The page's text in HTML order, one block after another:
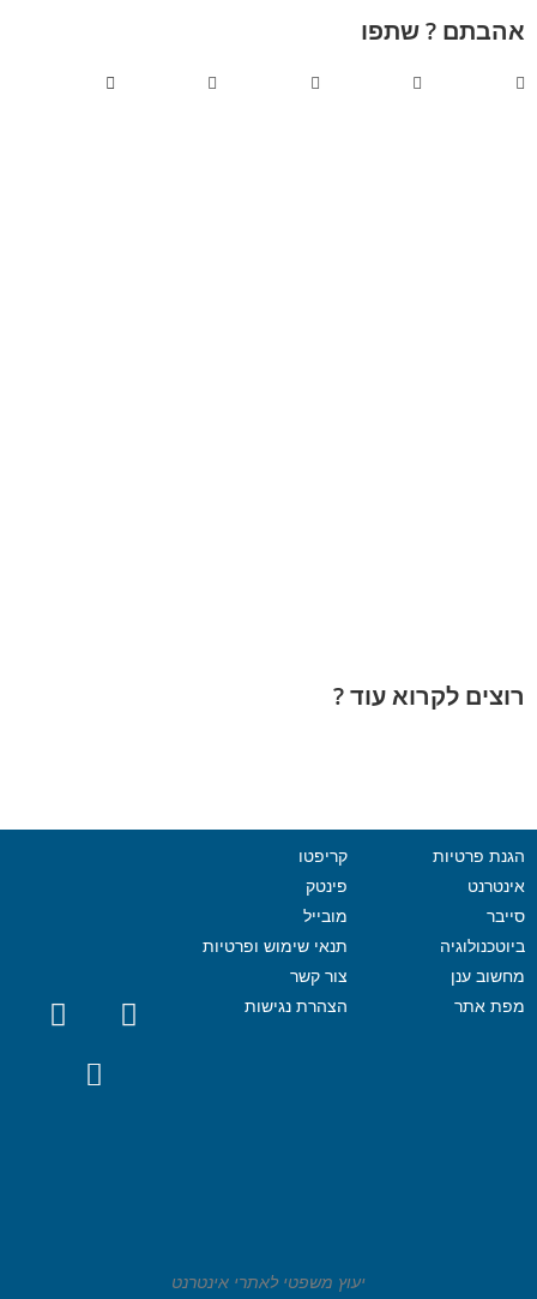
אהבתם ? שתפו
רוצים לקרוא עוד ?
הגנת פרטיות
אינטרנט
סייבר
ביוטכנולוגיה
מחשוב ענן
מפת אתר
קריפטו
פינטק
מובייל
תנאי שימוש ופרטיות
צור קשר
הצהרת נגישות
יעוץ משפטי לאתרי אינטרנט